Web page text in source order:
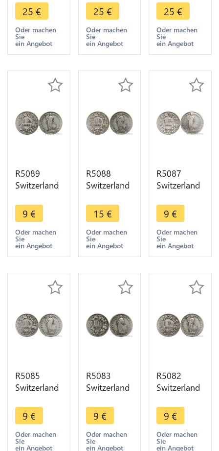
Helvetia
1903 B
Berne Silver
-> Make
offer
25 €
Oder machen
Sie
ein Angebot
Helvetia
1903 B
Berne Silver
-> Make
offer
25 €
Oder machen
Sie
ein Angebot
Helvetia
1903 B
Berne Silver
-> Make
offer
25 €
Oder machen
Sie
ein Angebot
R5089
Switzerland
Helvetia
1903 B
Berne Silver
-> Make
offer
9 €
Oder machen
Sie
ein Angebot
R5088
Switzerland
Helvetia
1903 B
Berne Silver
-> Make
offer
15 €
Oder machen
Sie
ein Angebot
R5087
Switzerland
Helvetia
1904 B
Berne Silver
-> Make
offer
9 €
Oder machen
Sie
ein Angebot
R5085
Switzerland
Helvetia
1904 B
Berne Silver
-> Make
9 €
Oder machen
Sie
ein Angebot
R5083
Switzerland
Helvetia
1906 B
Berne Silver
-> Make
9 €
Oder machen
Sie
ein Angebot
R5082
Switzerland
Helvetia
1906 B
Berne Silver
-> Make
9 €
Oder machen
Sie
ein Angebot